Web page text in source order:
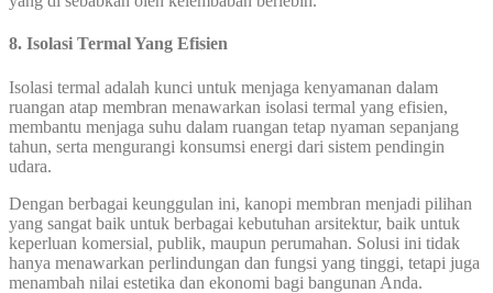
8. Isolasi Termal Yang Efisien
Isolasi termal adalah kunci untuk menjaga kenyamanan dalam
ruangan atap membran menawarkan isolasi termal yang efisien,
membantu menjaga suhu dalam ruangan tetap nyaman sepanjang
tahun, serta mengurangi konsumsi energi dari sistem pendingin
udara.
Dengan berbagai keunggulan ini, kanopi membran menjadi pilihan
yang sangat baik untuk berbagai kebutuhan arsitektur, baik untuk
keperluan komersial, publik, maupun perumahan. Solusi ini tidak
hanya menawarkan perlindungan dan fungsi yang tinggi, tetapi juga
menambah nilai estetika dan ekonomi bagi bangunan Anda.